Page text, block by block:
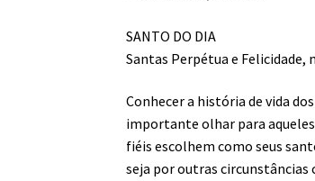
SANTO DO DIA
Santas Perpétua e Felicidade,
Conhecer a história de vida
importante olhar para
fiéis escolhem como seus
seja por outras circunstâncias